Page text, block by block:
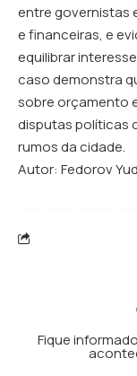
entre governistas
e financeiras, e
equilibrar
caso demonstra
sobre orçamento
disputas políticas
rumos da cidade.
Autor: Fedorov
Fique